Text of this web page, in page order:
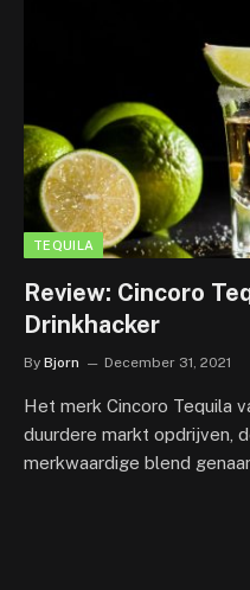
TEQUILA
Review: Cincoro
Drinkhacker
By Bjorn December 31, 2021
Het merk Cincoro Tequila
duurdere markt opdrijven,
merkwaardige blend